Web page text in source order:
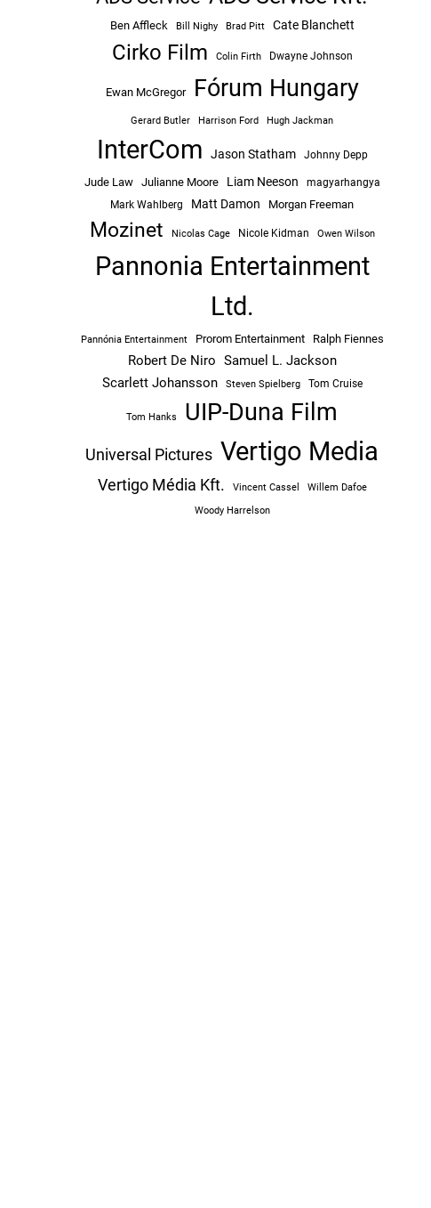
Ben Affleck Bill Nighy Brad Pitt Cate Blanchett
Cirko Film Colin Firth Dwayne Johnson
Ewan McGregor Fórum Hungary
Gerard Butler Harrison Ford Hugh Jackman
InterCom Jason Statham Johnny Depp
Jude Law Julianne Moore Liam Neeson
magyarhangya
Mark Wahlberg
Matt Damon Morgan Freeman
Mozinet Nicolas Cage Nicole Kidman Owen Wilson
Pannonia Entertainment
Ltd.
Pannónia Entertainment Prorom Entertainment Ralph Fiennes
Robert De Niro Samuel L. Jackson
Scarlett Johansson
Steven Spielberg Tom Cruise
Tom Hanks UIP-Duna Film
Universal Pictures Vertigo Media
Vertigo Média Kft. Vincent Cassel
Willem Dafoe
Woody Harrelson